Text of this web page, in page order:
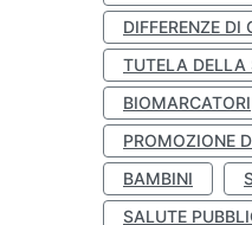
DIFFERENZE DI
TUTELA DELLA
BIOMARCATORI
PROMOZIONE
BAMBINI
SALUTE